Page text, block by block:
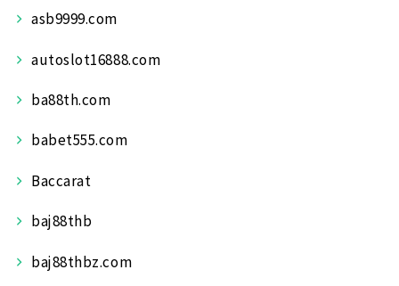
asb9999.com
autoslot16888.com
ba88th.com
babet555.com
Baccarat
baj88thb
baj88thbz.com